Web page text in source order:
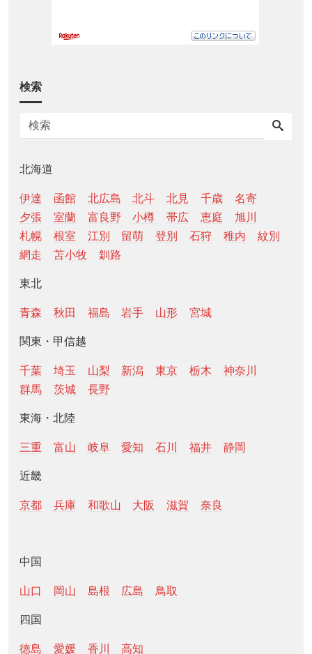
検索
北海道
伊達 函館 北広島 北斗 北見 千歳
名寄
夕張
室蘭 富良野 小樽 帯広 恵庭
旭川
札幌
根室 江別 留萌 登別 石狩 稚内
紋別
網走
苫小牧 釧路
東北
青森 秋田 福島 岩手 山形 宮城
関東・甲信越
千葉 埼玉 山梨 新潟 東京 栃木
神奈川
群馬
茨城 長野
東海・北陸
三重 富山 岐阜 愛知 石川 福井 静岡
近畿
京都 兵庫 和歌山 大阪 滋賀 奈良
中国
山口 岡山 島根 広島 鳥取
四国
徳島 愛媛 香川 高知